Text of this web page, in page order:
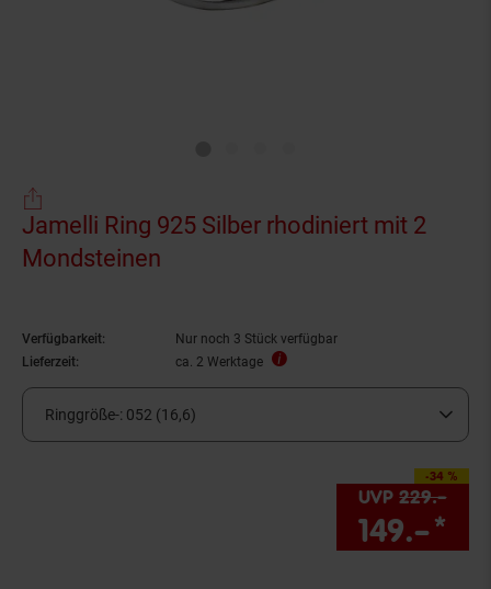
Jamelli Ring 925 Silber rhodiniert mit 2
Mondsteinen
Verfügbarkeit:
Nur noch 3 Stück verfügbar
Lieferzeit:
ca. 2 Werktage
Ringgröße-: 052 (16,6)
-34 %
Sie Sparen 34
UVP229.–
149.–*